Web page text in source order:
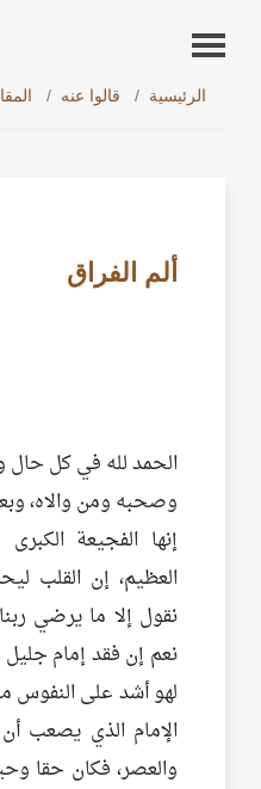
الرئيسية قالوا عنه
ألم الفراق
الحمد لله في كل حال
وصحبه ومن والاه،
إنها الفجيعة
العظيم، إن القلب
نقول إلا ما يرضي
نعم إن فقد إمام جليل
لهو أشد على النفوس
الإمام الذي يصعب
والعصر، فكان حقا